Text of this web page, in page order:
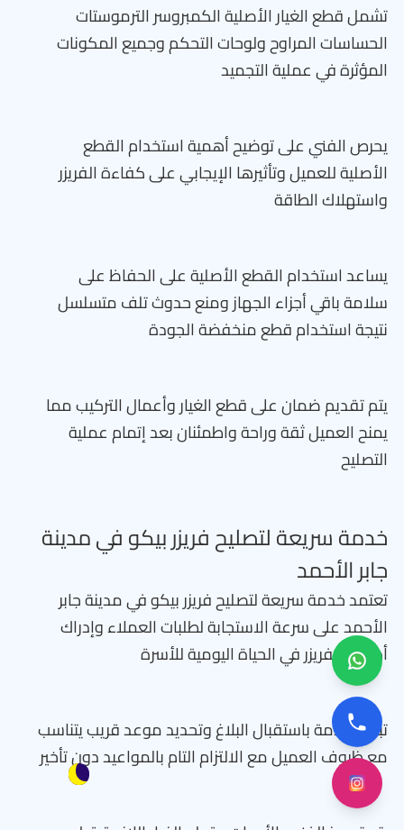
تشمل قطع الغيار الأصلية الكمبروسر الترموستات
الحساسات المراوح ولوحات التحكم وجميع المكونات
المؤثرة في عملية التجميد
يحرص الفني على توضيح أهمية استخدام القطع
الأصلية للعميل وتأثيرها الإيجابي على كفاءة الفريزر
واستهلاك الطاقة
يساعد استخدام القطع الأصلية على الحفاظ على
سلامة باقي أجزاء الجهاز ومنع حدوث تلف متسلسل
نتيجة استخدام قطع منخفضة الجودة
يتم تقديم ضمان على قطع الغيار وأعمال التركيب مما
يمنح العميل ثقة وراحة واطمئنان بعد إتمام عملية
التصليح
خدمة سريعة لتصليح فريزر بيكو في مدينة
جابر الأحمد
تعتمد خدمة سريعة لتصليح فريزر بيكو في مدينة جابر
الأحمد على سرعة الاستجابة لطلبات العملاء وإدراك
أهمية الفريزر في الحياة اليومية للأسرة
تبدأ الخدمة باستقبال البلاغ وتحديد موعد قريب يتناسب
مع ظروف العميل مع الالتزام التام بالمواعيد دون تأخير